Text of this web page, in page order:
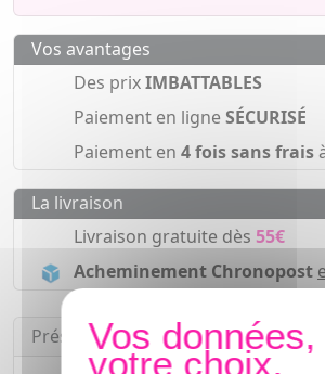
Vos avantages
Des prixIMBATTABLES
Paiement en ligneSÉCURISÉ
Paiement en 4 fois sans frais
La livraison
Livraison gratuite dès 55€
Acheminement Chronopost
Présentation